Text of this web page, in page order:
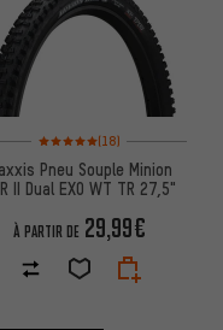
Note moyenne : 5 sur 5 d'après
(18)
Pneu Souple Minion
II Dual EXO WT TR 27,5"
À PARTIR DE 29,99€